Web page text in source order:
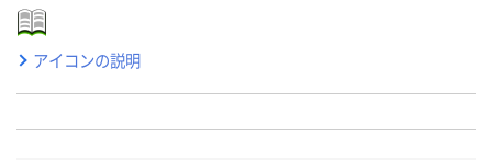
アイコンの説明